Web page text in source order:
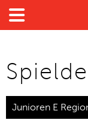

Junioren E